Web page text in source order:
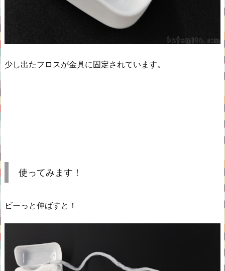
少し出たフロスが金具に固定されています。
使ってみます！
ビーっと伸ばすと！